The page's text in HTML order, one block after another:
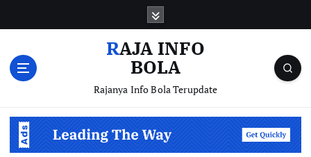
RAJA INFO
BOLA
Rajanya Info Bola Terupdate